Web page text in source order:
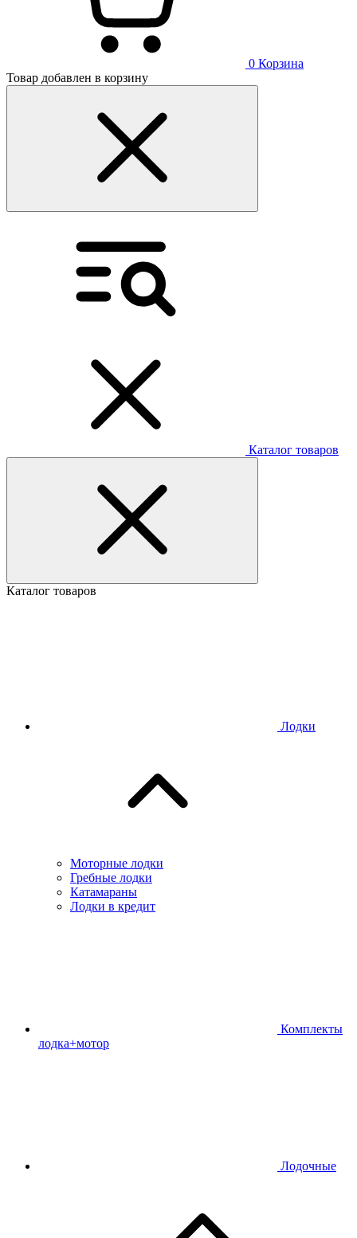
0 Корзина
Товар добавлен в корзину
Каталог товаров
Каталог товаров
Лодки
Моторные лодки
Гребные лодки
Катамараны
Лодки в кредит
Комплекты
лодка+мотор
Лодочные